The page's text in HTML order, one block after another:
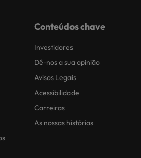
Conteúdos chave
Investidores
Dê-nos a sua opinião
Avisos Legais
Acessibilidade
Carreiras
As nossas histórias